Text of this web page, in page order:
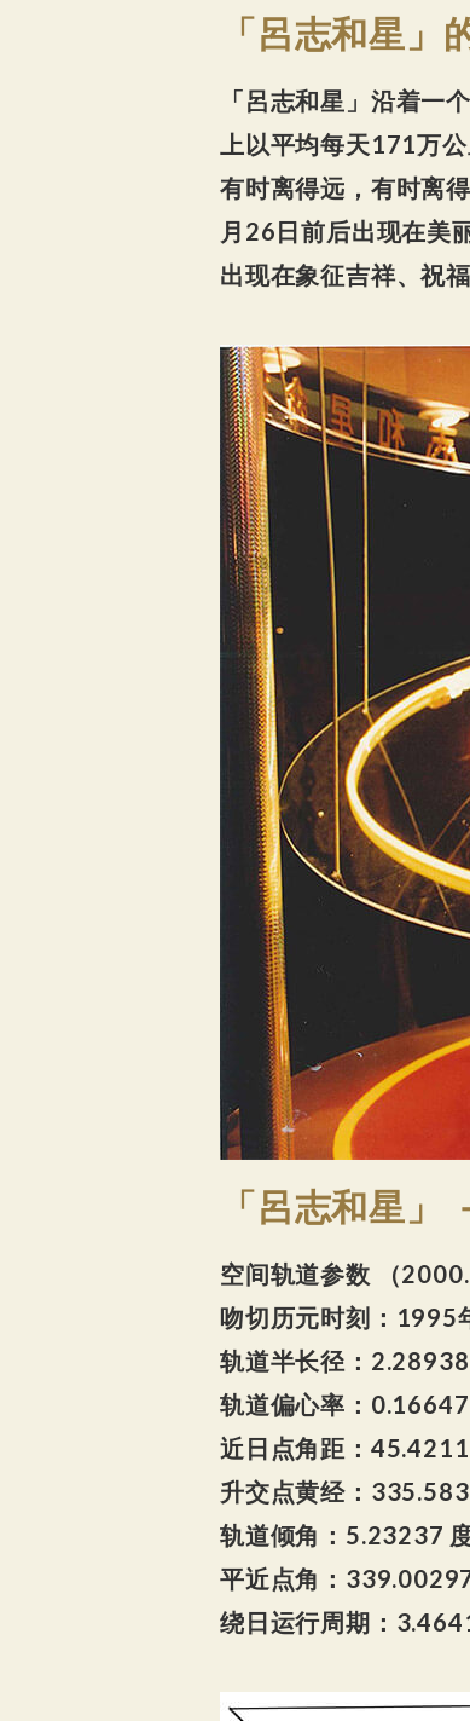
「呂志和星」
「呂志和星」沿着一
上以平均每天171万
有时离得远，有时离
月26日前后出现在美
出现在象征吉祥、祝
「呂志和星」
空间轨道参数 （
吻切历元时刻：1995
轨道半长径：
轨道偏心率：
近日点角距：
升交点黄经：
轨道倾角：5.23237
平近点角：
绕日运行周期：